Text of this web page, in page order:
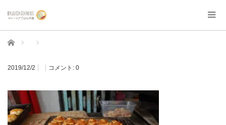
ホーム
2019/12/2 コメント: 0